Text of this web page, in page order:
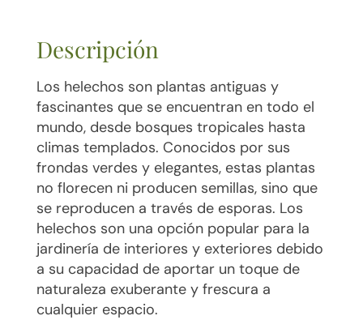
Descripción
Los helechos son plantas antiguas y
fascinantes que se encuentran en todo el
mundo, desde bosques tropicales hasta
climas templados. Conocidos por sus
frondas verdes y elegantes, estas plantas
no florecen ni producen semillas, sino que
se reproducen a través de esporas. Los
helechos son una opción popular para la
jardinería de interiores y exteriores debido
a su capacidad de aportar un toque de
naturaleza exuberante y frescura a
cualquier espacio.